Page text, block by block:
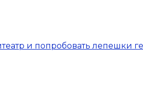
и попробовать лепешки